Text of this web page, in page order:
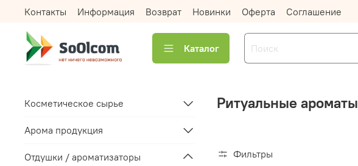
Контакты Информация Возврат Новинки Оферта Соглашение
Каталог
Ритуальные ароматы
Фильтры
Косметическое сырье
Арома продукция
Отдушки / ароматизаторы